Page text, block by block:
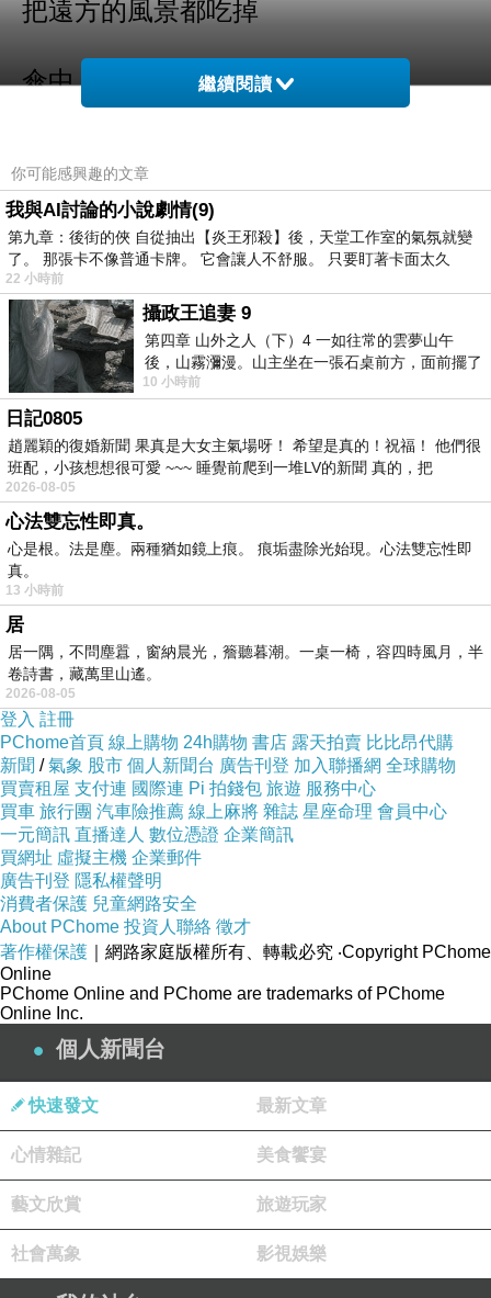
把遠方的風景都吃掉
傘中人啊!
濺起的水珠洗鍊諧和的大自然
如蝶輕撲於身氣息蕩漾
雨舞與茶林淙琤呼應
邂逅的樹枝點頭晃晃
草地清香拂來營養著持久的芬芳
各自晴心
又將迎來一次初戀情懷
栩栩的山靈洗禮
雨歇
往昔的溫度剛好
一嚐延伸的甜蜜
自己的微小而烏雲赴約時
什麼惑在雨待的時間書閱而豁達
遠方的展望
[圖:Copilot繪]
／愛更濃沙步確無情
又深入心盤旋在明
繼續閱讀
你可能感興趣的文章
我與AI討論的小說劇情(9)
第九章：後街的俠 自從抽出【炎王邪殺】後，天堂工作室的氣氛就變
了。 那張卡不像普通卡牌。 它會讓人不舒服。 只要盯著卡面太久
22 小時前
攝政王追妻 9
第四章 山外之人（下）4 一如往常的雲夢山午
後，山霧瀰漫。山主坐在一張石桌前方，面前擺了
一盤未下完的棋盤，還有一壺茶與兩只冒
10 小時前
日記0805
趙麗穎的復婚新聞 果真是大女主氣場呀！ 希望是真的！祝福！ 他們很
班配，小孩想想很可愛 ~~~ 睡覺前爬到一堆LV的新聞 真的，把
2026-08-05
心法雙忘性即真。
心是根。法是塵。兩種猶如鏡上痕。 痕垢盡除光始現。心法雙忘性即
真。
13 小時前
居
居一隅，不問塵囂，窗納晨光，簷聽暮潮。一桌一椅，容四時風月，半
卷詩書，藏萬里山遙。
2026-08-05
登入 註冊
PChome首頁 線上購物 24h購物 書店 露天拍賣 比比昂代購
新聞 /氣象 股市 個人新聞台 廣告刊登 加入聯播網 全球購物
買賣租屋 支付連 國際連 Pi 拍錢包 旅遊 服務中心
買車 旅行團 汽車險推薦 線上麻將 雜誌 星座命理 會員中心
一元簡訊 直播達人 數位憑證 企業簡訊
買網址 虛擬主機 企業郵件
廣告刊登 隱私權聲明
消費者保護 兒童網路安全
About PChome 投資人聯絡 徵才
著作權保護 ｜網路家庭版權所有、轉載必究 ‧Copyright PChome
Online
PChome Online and PChome are trademarks of PChome
Online Inc.
個人新聞台
快速發文 最新文章
心情雜記 美食饗宴
藝文欣賞 旅遊玩家
社會萬象 影視娛樂